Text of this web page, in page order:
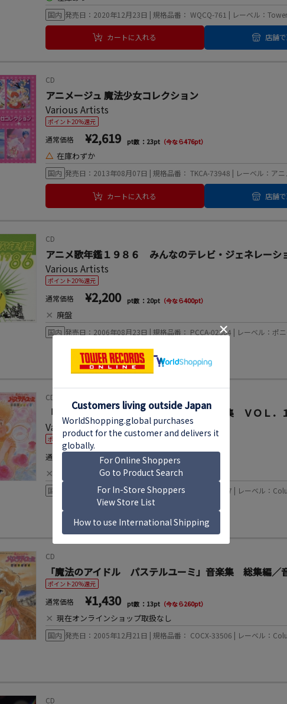
国内 発売日：2020年12月23日 | 規格品番： WQCQ-761 | レーベル：
カートに入れる 店舗
CD
アニメージュ 魔法少女コレクション
Various Artists
ポイント20%還元
通常価格 ¥2,619 pt数 ：23pt （今なら476pt）
△ 在庫わずか
国内 発売日：2013年08月07日 | 規格品番： TKCA-73948 | レーベル：アニ
カートに入れる 店舗
CD
アニメ歌年鑑１９８６ みんなのテレビ・ジェネレーシ
Various Artists
ポイント20%還元
通常価格 ¥2,200 pt数 ：20pt （今なら400pt）
× 廃盤
国内 発売日：2006年08月23日 | 規格品番： PCCA-02304 | レーベル：ポ
CD
「魔法のアイドル パステルユーミ」音楽集 ＶＯＬ．
Various Artists
ポイント20%還元
通常価格 ¥1,430 pt数 ：13pt（今なら260pt）
× 現在オンラインショップ取扱なし
国内 発売日：2005年12月21日 | 規格品番： COCX-33507 | レーベル：
CD
「魔法のアイドル パステルユーミ」音楽集 総集編／
ポイント20%還元
通常価格 ¥1,430 pt数 ：13pt （今なら260pt）
× 現在オンラインショップ取扱なし
国内 発売日：2005年12月21日 | 規格品番： COCX-33506 | レーベル：
CD